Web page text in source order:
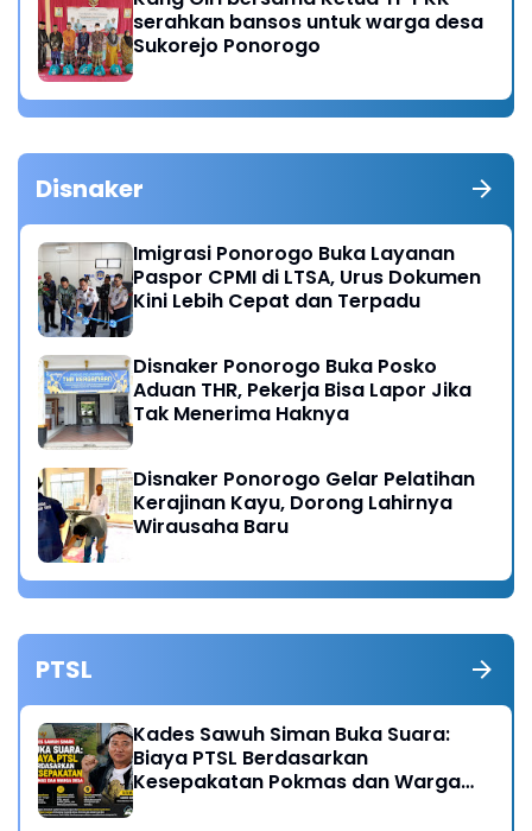
serahkan bansos untuk warga desa
Sukorejo Ponorogo
Disnaker
Imigrasi Ponorogo Buka Layanan
Paspor CPMI di LTSA, Urus Dokumen
Kini Lebih Cepat dan Terpadu
Disnaker Ponorogo Buka Posko
Aduan THR, Pekerja Bisa Lapor Jika
Tak Menerima Haknya
Disnaker Ponorogo Gelar Pelatihan
Kerajinan Kayu, Dorong Lahirnya
Wirausaha Baru
PTSL
Kades Sawuh Siman Buka Suara:
Biaya PTSL Berdasarkan
Kesepakatan Pokmas dan Warga